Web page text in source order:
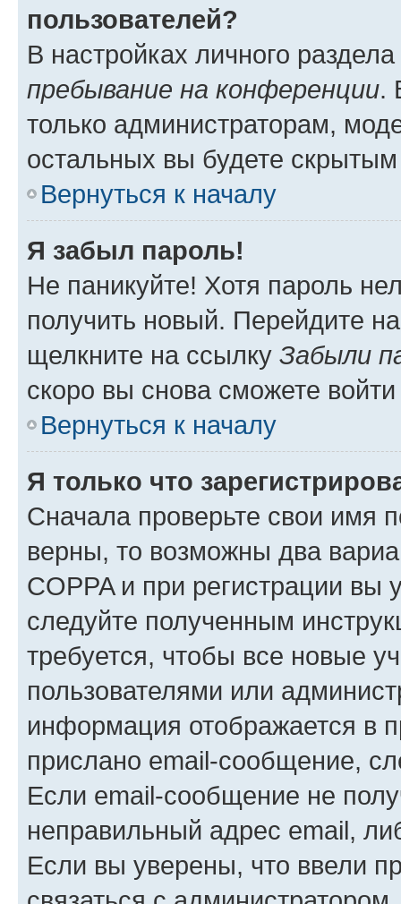
пользователей?
В настройках личного
пребывание на конференции.
только администраторам,
остальных вы будете
Вернуться к началу
Я забыл пароль!
Не паникуйте! Хотя пароль
получить новый. Перейдите
щелкните на ссылку Забыли
скоро вы снова сможете
Вернуться к началу
Я только что
Сначала проверьте свои имя
верны, то возможны два
COPPA и при регистрации вы
следуйте полученным
требуется, чтобы все новые
пользователями или
информация отображается в
прислано email-сообщение,
Если email-сообщение не
неправильный адрес email,
Если вы уверены, что ввели